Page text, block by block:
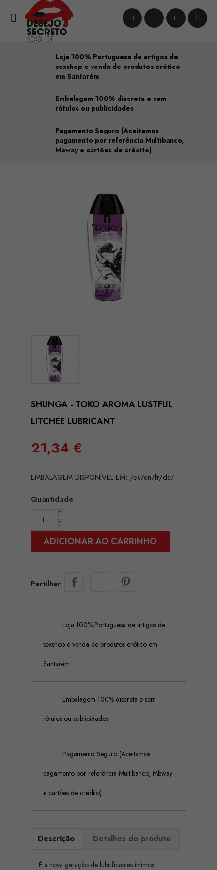

Loja 100% Portuguesa de artigos de
sexshop e venda de produtos erótico
em Santarém
Embalagem 100% discreta e sem
rótulos ou publicidades
Pagamento Seguro (Aceitamos
pagamento por referência Multibanco,
Mbway e cartões de crédito)
SHUNGA - TOKO AROMA LUSTFUL
LITCHEE LUBRICANT
21,34 €
EMBALAGEM DISPONÍVEL EM: /es/en/fr/de/
Quantidade
ADICIONAR AO CARRINHO
Partilhar
Loja 100% Portuguesa de artigos de
sexshop e venda de produtos erótico em
Santarém
Embalagem 100% discreta e sem
rótulos ou publicidades
Pagamento Seguro (Aceitamos
pagamento por referência Multibanco, Mbway
e cartões de crédito)
Descrição Detalhes do produto
É a nova geração de lubrificantes íntimos,